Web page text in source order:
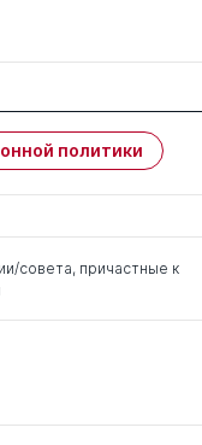
политики
совета, причастные к